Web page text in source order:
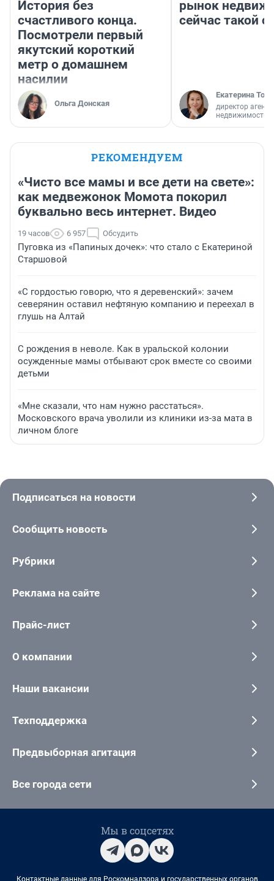
История без
счастливого конца.
Посмотрели первый
якутский короткий
метр о домашнем
насилии
Ольга Донская
рынок
сейчас такой
Екатерина
директор
недвижимости
РЕКОМЕНДУЕМ
«Чисто все мамы и все дети на свете»:
как медвежонок Момота покорил
буквально весь интернет. Видео
19 часов 6 957 Обсудить
Пуговка из «Папиных дочек»: что стало с Екатериной
Старшовой
«С гордостью говорю, что я деревенский»: зачем
северянин оставил нефтяную компанию и переехал в
глушь на Алтай
С рождения в неволе. Как в уральской колонии
осужденные мамы отбывают срок вместе со своими
детьми
«Мне сказали, что нам нужно расстаться».
Московского врача уволили из клиники из-за мата в
личном блоге
Подписаться на новости
Сообщить новость
Рубрики
Реклама на сайте
Прайс-лист
О компании
Наши вакансии
Техподдержка
Предвыборная агитация
Все города сети
Мы в соцсетях
Контактные данные для Роскомнадзора и государственных органов